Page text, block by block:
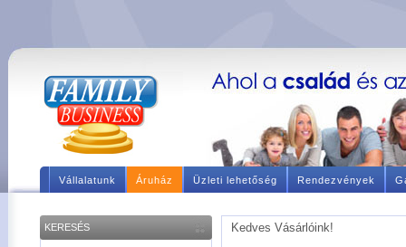
Vállalatunk Áruház Üzleti lehetőség Rendezvények
KERESÉS
Kedves Vásárlóink!